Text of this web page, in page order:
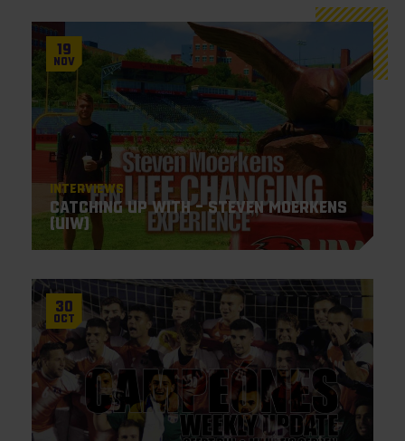
19
Nov
Interviews
Catching up with – Steven Moerkens
(UIW)
30
Oct